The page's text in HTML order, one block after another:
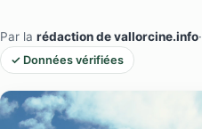
Par la rédaction de vallorcine.info·
✓ Données vérifiées